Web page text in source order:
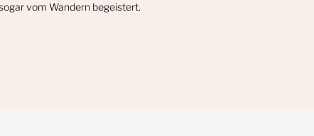
vom Wandern begeistert.